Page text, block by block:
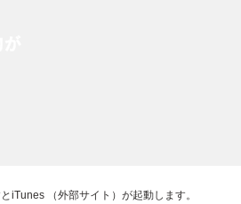
iTunes （外部サイト）が起動します。